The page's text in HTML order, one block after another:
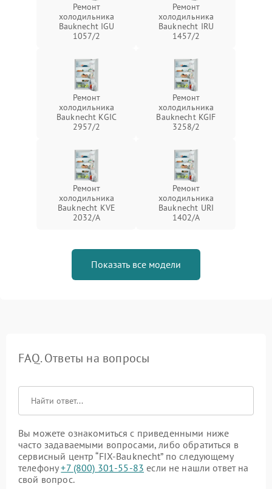
Ремонт
холодильника
Bauknecht IGU
1057/2
Ремонт
холодильника
Bauknecht IRU
1457/2
Ремонт
холодильника
Bauknecht KGIC
2957/2
Ремонт
холодильника
Bauknecht KGIF
3258/2
Ремонт
холодильника
Bauknecht KVE
2032/A
Ремонт
холодильника
Bauknecht URI
1402/A
Показать все модели
FAQ. Ответы на вопросы
Вы можете ознакомиться с приведенными ниже
часто задаваемыми вопросами, либо обратиться в
сервисный центр “FIX-Bauknecht” по следующему
телефону+7 (800) 301-55-83 если не нашли ответ на
свой вопрос.